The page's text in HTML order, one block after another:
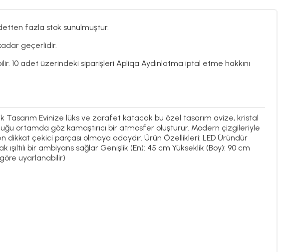
fazla stok sunulmuştur.
geçerlidir.
10 adet üzerindeki siparişleri Apliqa Aydınlatma iptal etme hakkını
Tasarım Evinize lüks ve zarafet katacak bu özel tasarım avize, kristal
ortamda göz kamaştırıcı bir atmosfer oluşturur. Modern çizgileriyle
dikkat çekici parçası olmaya adaydır. Ürün Özellikleri: LED Üründür
ışıltılı bir ambiyans sağlar Genişlik (En): 45 cm Yükseklik (Boy): 90 cm
uyarlanabilir)